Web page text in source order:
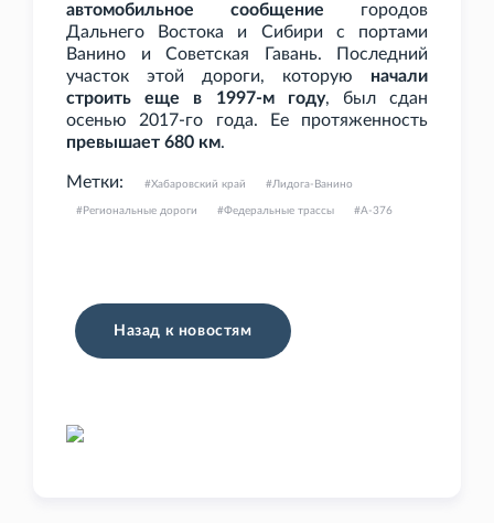
автомобильное сообщение городов
Дальнего Востока и Сибири с портами
Ванино и Советская Гавань. Последний
участок этой дороги, которую начали
строить еще в 1997-м году, был сдан
осенью 2017-го года. Ее протяженность
превышает 680 км.
Метки: Хабаровский край Лидога-Ванино
Региональные дороги Федеральные трассы А-376
Назад к новостям